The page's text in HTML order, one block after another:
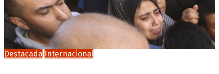
Destacada Internacional